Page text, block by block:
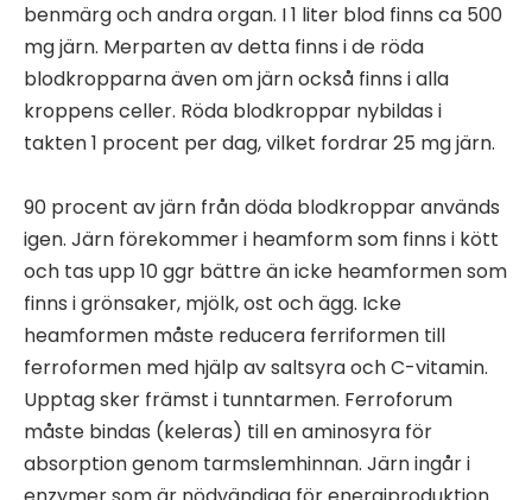
benmärg och andra organ. I 1 liter blod finns ca 500
mg järn. Merparten av detta finns i de röda
blodkropparna även om järn också finns i alla
kroppens celler. Röda blodkroppar nybildas i
takten 1 procent per dag, vilket fordrar 25 mg järn.
90 procent av järn från döda blodkroppar används
igen. Järn förekommer i heamform som finns i kött
och tas upp 10 ggr bättre än icke heamformen som
finns i grönsaker, mjölk, ost och ägg. Icke
heamformen måste reducera ferriformen till
ferroformen med hjälp av saltsyra och C-vitamin.
Upptag sker främst i tunntarmen. Ferroforum
måste bindas (keleras) till en aminosyra för
absorption genom tarmslemhinnan. Järn ingår i